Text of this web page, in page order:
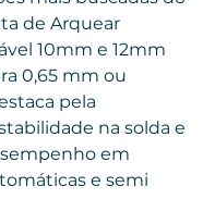
de Arquear
10mm e 12mm
0,65 mm ou
pela
na solda e
em
e semi